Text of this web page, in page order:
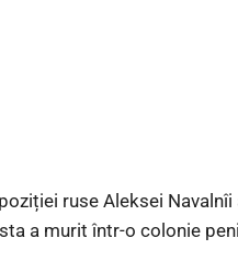
ruse Aleksei
a murit într-o colonie